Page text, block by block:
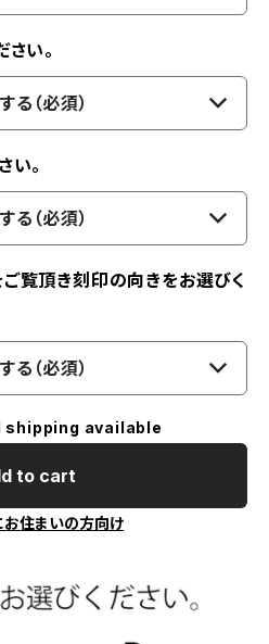
い。
る（必須）
い。
る（必須）
覧頂き刻印の向きをお選びく
る（必須）
available
to cart
お住まいの方向け